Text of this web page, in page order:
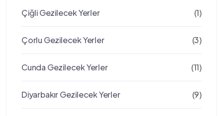
Çiğli Gezilecek Yerler (1)
Çorlu Gezilecek Yerler (3)
Cunda Gezilecek Yerler (11)
Diyarbakır Gezilecek Yerler (9)